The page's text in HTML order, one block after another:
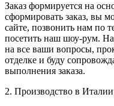
Заказ формируется на
сформировать заказ, вы
сайте, позвонить нам по
посетить наш шоу-рум.
на все ваши вопросы,
отделке и буду
выполнения заказа.
2. Производство в Италии